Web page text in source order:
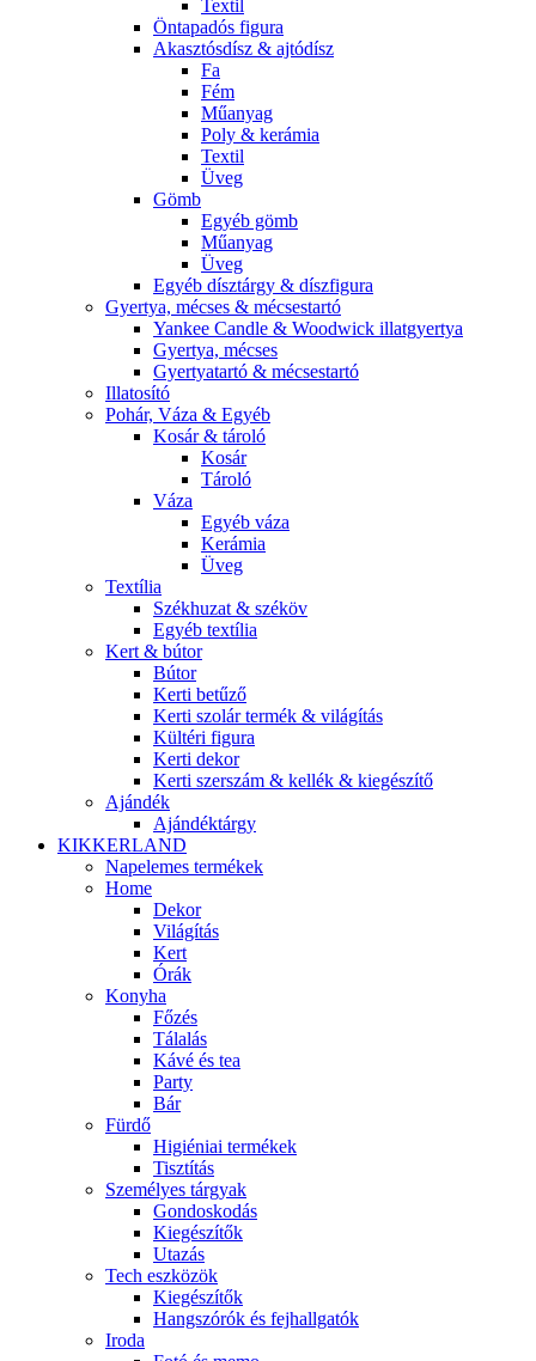
Textil
Öntapadós figura
Akasztósdísz & ajtódísz
Fa
Fém
Műanyag
Poly & kerámia
Textil
Üveg
Gömb
Egyéb gömb
Műanyag
Üveg
Egyéb dísztárgy & díszfigura
Gyertya, mécses & mécsestartó
Yankee Candle & Woodwick illatgyertya
Gyertya, mécses
Gyertyatartó & mécsestartó
Illatosító
Pohár, Váza & Egyéb
Kosár & tároló
Kosár
Tároló
Váza
Egyéb váza
Kerámia
Üveg
Textília
Székhuzat & széköv
Egyéb textília
Kert & bútor
Bútor
Kerti betűző
Kerti szolár termék & világítás
Kültéri figura
Kerti dekor
Kerti szerszám & kellék & kiegészítő
Ajándék
Ajándéktárgy
KIKKERLAND
Napelemes termékek
Home
Dekor
Világítás
Kert
Órák
Konyha
Főzés
Tálalás
Kávé és tea
Party
Bár
Fürdő
Higiéniai termékek
Tisztítás
Személyes tárgyak
Gondoskodás
Kiegészítők
Utazás
Tech eszközök
Kiegészítők
Hangszórók és fejhallgatók
Iroda